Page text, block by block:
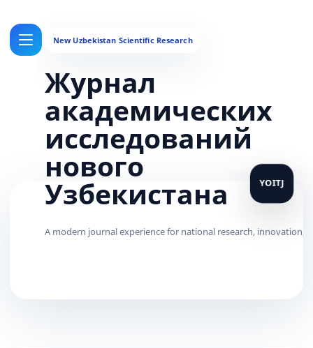
Журнал
академических
исследований
нового
Узбекистана